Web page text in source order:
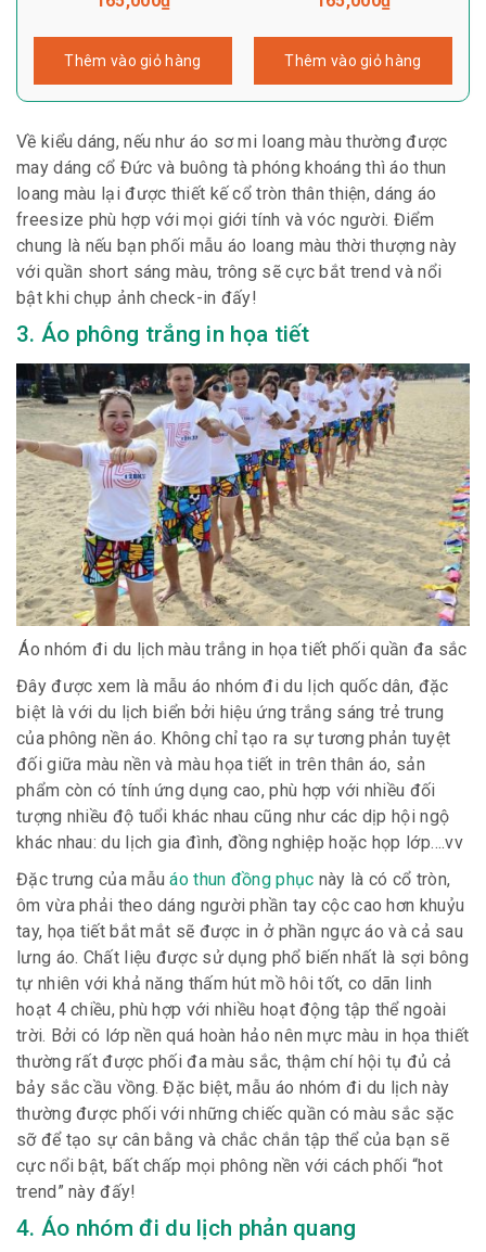
Thêm vào giỏ hàng Thêm vào giỏ hàng
Về kiểu dáng, nếu như áo sơ mi loang màu thường được
may dáng cổ Đức và buông tà phóng khoáng thì áo thun
loang màu lại được thiết kế cổ tròn thân thiện, dáng áo
freesize phù hợp với mọi giới tính và vóc người. Điểm
chung là nếu bạn phối mẫu áo loang màu thời thượng này
với quần short sáng màu, trông sẽ cực bắt trend và nổi
bật khi chụp ảnh check-in đấy!
3. Áo phông trắng in họa tiết
Áo nhóm đi du lịch màu trắng in họa tiết phối quần đa sắc
Đây được xem là mẫu áo nhóm đi du lịch quốc dân, đặc
biệt là với du lịch biển bởi hiệu ứng trắng sáng trẻ trung
của phông nền áo. Không chỉ tạo ra sự tương phản tuyệt
đối giữa màu nền và màu họa tiết in trên thân áo, sản
phẩm còn có tính ứng dụng cao, phù hợp với nhiều đối
tượng nhiều độ tuổi khác nhau cũng như các dịp hội ngộ
khác nhau: du lịch gia đình, đồng nghiệp hoặc họp lớp….vv
Đặc trưng của mẫu áo thun đồng phục này là có cổ tròn,
ôm vừa phải theo dáng người phần tay cộc cao hơn khuỷu
tay, họa tiết bắt mắt sẽ được in ở phần ngực áo và cả sau
lưng áo. Chất liệu được sử dụng phổ biến nhất là sợi bông
tự nhiên với khả năng thấm hút mồ hôi tốt, co dãn linh
hoạt 4 chiều, phù hợp với nhiều hoạt động tập thể ngoài
trời. Bởi có lớp nền quá hoàn hảo nên mực màu in họa thiết
thường rất được phối đa màu sắc, thậm chí hội tụ đủ cả
bảy sắc cầu vồng. Đặc biệt, mẫu áo nhóm đi du lịch này
thường được phối với những chiếc quần có màu sắc sặc
sỡ để tạo sự cân bằng và chắc chắn tập thể của bạn sẽ
cực nổi bật, bất chấp mọi phông nền với cách phối “hot
trend” này đấy!
4. Áo nhóm đi du lịch phản quang